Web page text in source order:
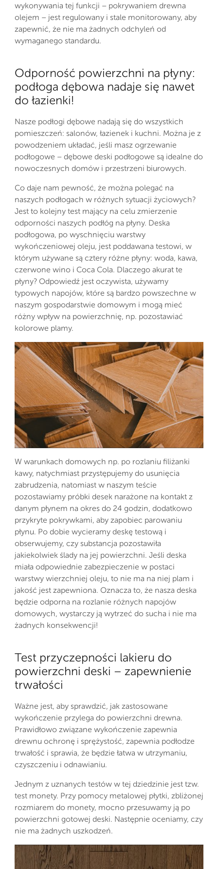
wykonywania tej funkcji – pokrywaniem drewna
olejem – jest regulowany i stale monitorowany, aby
zapewnić, że nie ma żadnych odchyleń od
wymaganego standardu.
Odporność powierzchni na płyny:
podłoga dębowa nadaje się nawet
do łazienki!
Nasze podłogi dębowe nadają się do wszystkich
pomieszczeń: salonów, łazienek i kuchni. Można je z
powodzeniem układać, jeśli masz ogrzewanie
podłogowe – dębowe deski podłogowe są idealne do
nowoczesnych domów i przestrzeni biurowych.
Co daje nam pewność, że można polegać na
naszych podłogach w różnych sytuacji życiowych?
Jest to kolejny test mający na celu zmierzenie
odporności naszych podłóg na płyny. Deska
podłogowa, po wyschnięciu warstwy
wykończeniowej oleju, jest poddawana testowi, w
którym używane są cztery różne płyny: woda, kawa,
czerwone wino i Coca Cola. Dlaczego akurat te
płyny? Odpowiedź jest oczywista, używamy
typowych napojów, które są bardzo powszechne w
naszym gospodarstwie domowym i mogą mieć
różny wpływ na powierzchnię, np. pozostawiać
kolorowe plamy.
W warunkach domowych np. po rozlaniu filiżanki
kawy, natychmiast przystępujemy do usunięcia
zabrudzenia, natomiast w naszym teście
pozostawiamy próbki desek narażone na kontakt z
danym płynem na okres do 24 godzin, dodatkowo
przykryte pokrywkami, aby zapobiec parowaniu
płynu. Po dobie wycieramy deskę testową i
obserwujemy, czy substancja pozostawiła
jakiekolwiek ślady na jej powierzchni. Jeśli deska
miała odpowiednie zabezpieczenie w postaci
warstwy wierzchniej oleju, to nie ma na niej plam i
jakość jest zapewniona. Oznacza to, że nasza deska
będzie odporna na rozlanie różnych napojów
domowych, wystarczy ją wytrzeć do sucha i nie ma
żadnych konsekwencji!
Test przyczepności lakieru do
powierzchni deski – zapewnienie
trwałości
Ważne jest, aby sprawdzić, jak zastosowane
wykończenie przylega do powierzchni drewna.
Prawidłowo związane wykończenie zapewnia
drewnu ochronę i sprężystość, zapewnia podłodze
trwałość i sprawia, że będzie łatwa w utrzymaniu,
czyszczeniu i odnawianiu.
Jednym z uznanych testów w tej dziedzinie jest tzw.
test monety. Przy pomocy metalowej płytki, zbliżonej
rozmiarem do monety, mocno przesuwamy ją po
powierzchni gotowej deski. Następnie oceniamy, czy
nie ma żadnych uszkodzeń.